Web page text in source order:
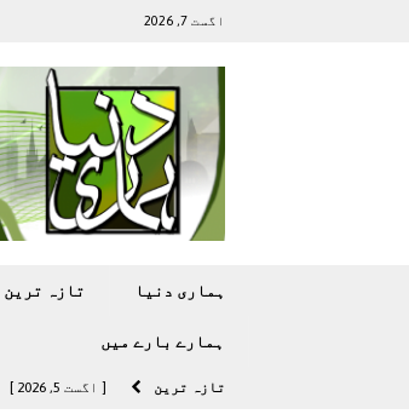
اگست 7, 2026
ہماری دنیا تازہ ترين
ہمارے بارے ميں
تازہ ترين [ اگست 5, 2026 ]